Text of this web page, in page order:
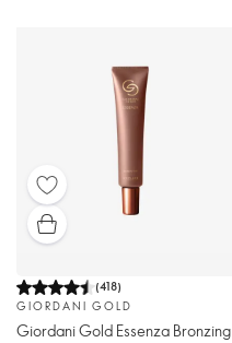
(418)
GIORDANI GOLD
Giordani Gold Essenza Bronzing